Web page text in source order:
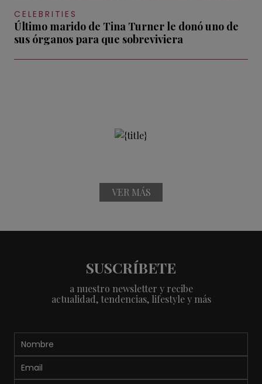
CELEBRITIES
Último marido de Tina Turner le donó uno de
sus órganos para que sobreviviera
VER MÁS
SUSCRÍBETE
a nuestro newsletter y recibe
actualidad, tendencias, lifestyle y más